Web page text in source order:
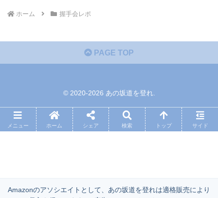
ホーム 握手会レポ
PAGE TOP
© 2020-2026 あの坂道を登れ.
メニュー ホーム シェア 検索 トップ サイド
Amazonのアソシエイトとして、あの坂道を登れは適格販売により